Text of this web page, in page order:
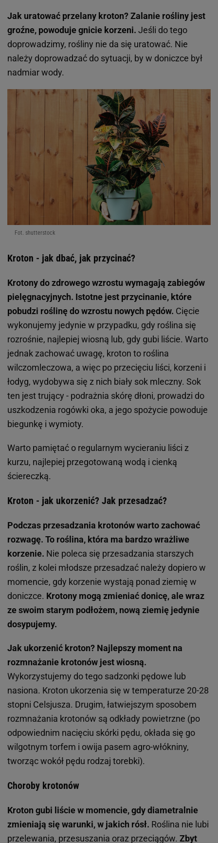
Jak uratować przelany kroton? Zalanie rośliny jest
groźne, powoduje gnicie korzeni. Jeśli do tego
doprowadzimy, rośliny nie da się uratować. Nie
należy doprowadzać do sytuacji, by w doniczce był
nadmiar wody.
Fot. shutterstock
Kroton - jak dbać, jak przycinać?
Krotony do zdrowego wzrostu wymagają zabiegów
pielęgnacyjnych. Istotne jest przycinanie, które
pobudzi roślinę do wzrostu nowych pędów. Cięcie
wykonujemy jedynie w przypadku, gdy roślina się
rozrośnie, najlepiej wiosną lub, gdy gubi liście. Warto
jednak zachować uwagę, kroton to roślina
wilczomleczowa, a więc po przecięciu liści, korzeni i
łodyg, wydobywa się z nich biały sok mleczny. Sok
ten jest trujący - podrażnia skórę dłoni, prowadzi do
uszkodzenia rogówki oka, a jego spożycie powoduje
biegunkę i wymioty.
Warto pamiętać o regularnym wycieraniu liści z
kurzu, najlepiej przegotowaną wodą i cienką
ściereczką.
Kroton - jak ukorzenić? Jak przesadzać?
Podczas przesadzania krotonów warto zachować
rozwagę. To roślina, która ma bardzo wrażliwe
korzenie. Nie poleca się przesadzania starszych
roślin, z kolei młodsze przesadzać należy dopiero w
momencie, gdy korzenie wystają ponad ziemię w
doniczce. Krotony mogą zmieniać donicę, ale wraz
ze swoim starym podłożem, nową ziemię jedynie
dosypujemy.
Jak ukorzenić kroton? Najlepszy moment na
rozmnażanie krotonów jest wiosną.
Wykorzystujemy do tego sadzonki pędowe lub
nasiona. Kroton ukorzenia się w temperaturze 20-28
stopni Celsjusza. Drugim, łatwiejszym sposobem
rozmnażania krotonów są odkłady powietrzne (po
odpowiednim nacięciu skórki pędu, okłada się go
wilgotnym torfem i owija pasem agro-włókniny,
tworząc wokół pędu rodzaj torebki).
Choroby krotonów
Kroton gubi liście w momencie, gdy diametralnie
zmieniają się warunki, w jakich rósł. Roślina nie lubi
przelewania, przesuszania oraz przeciągów. Zbyt